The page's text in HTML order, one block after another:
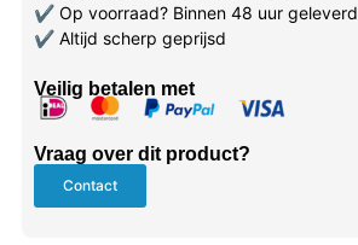
✔Op voorraad? Binnen 48 uur geleverd
✔Altijd scherp geprijsd
Veilig betalen met
Vraag over dit product?
Contact